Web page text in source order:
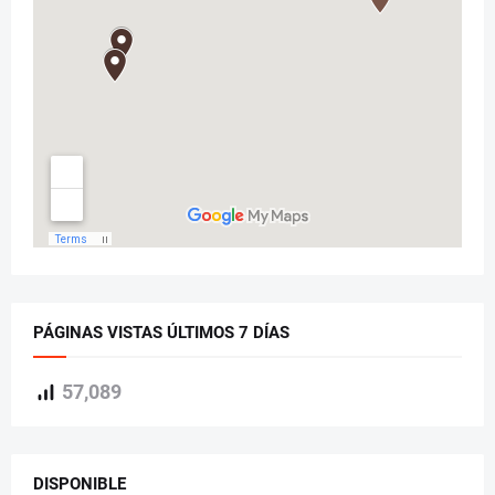
PÁGINAS VISTAS ÚLTIMOS 7 DÍAS
57,089
DISPONIBLE